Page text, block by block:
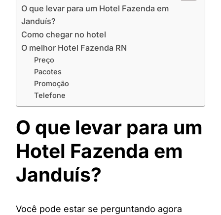
O que levar para um Hotel Fazenda em
Janduís?
Como chegar no hotel
O melhor Hotel Fazenda RN
Preço
Pacotes
Promoção
Telefone
O que levar para um
Hotel Fazenda em
Janduís?
Você pode estar se perguntando agora